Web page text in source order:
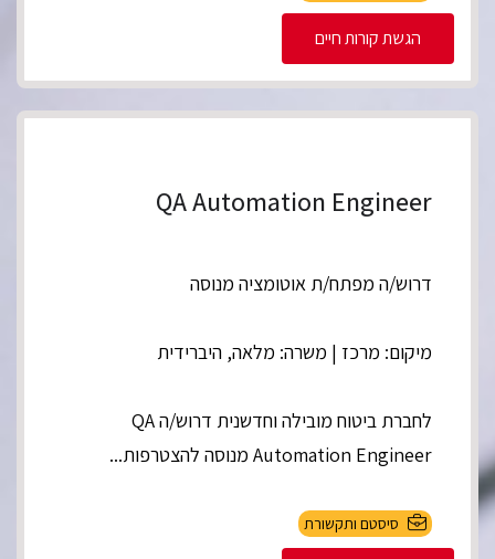
הגשת קורות חיים
QA Automation Engineer
דרוש/ה מפתח/ת אוטומציה מנוסה
מיקום: מרכז | משרה: מלאה, היברידית
לחברת ביטוח מובילה וחדשנית דרוש/ה QA
Automation Engineer מנוסה להצטרפות...
סיסטם ותקשורת